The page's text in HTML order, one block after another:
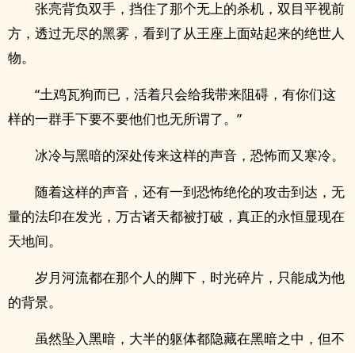
张亮背负双手，挡住了那个无上的杀机，双目平视前
方，透过无尽的黑雾，看到了从王座上面站起来的绝世人
物。
“土鸡瓦狗而已，活着只会给我带来阻碍，有你们这
样的一群手下要不要他们也无所谓了。”
冰冷与黑暗的深处传来这样的声音，恐怖而又寒冷。
随着这样的声音，还有一到恐怖绝伦的攻击到达，无
量的法印在发光，万古诸天都被打破，真正的永恒显现在
天地间。
岁月河流都在那个人的脚下，时光碎片，只能成为他
的背景。
虽然坠入黑暗，大半的躯体都隐藏在黑暗之中，但不